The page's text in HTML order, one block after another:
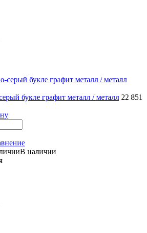
букле графит металл / металл 22 851
В наличии